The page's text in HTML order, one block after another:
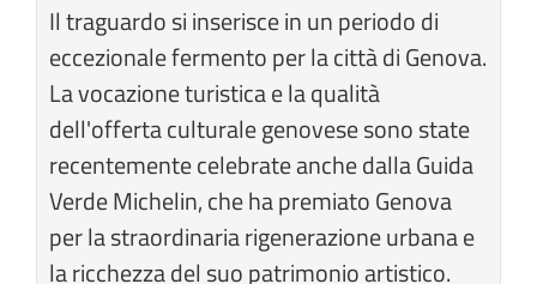
Il traguardo si inserisce in un periodo di
eccezionale fermento per la città di Genova.
La vocazione turistica e la qualità
dell'offerta culturale genovese sono state
recentemente celebrate anche dalla Guida
Verde Michelin, che ha premiato Genova
per la straordinaria rigenerazione urbana e
la ricchezza del suo patrimonio artistico.